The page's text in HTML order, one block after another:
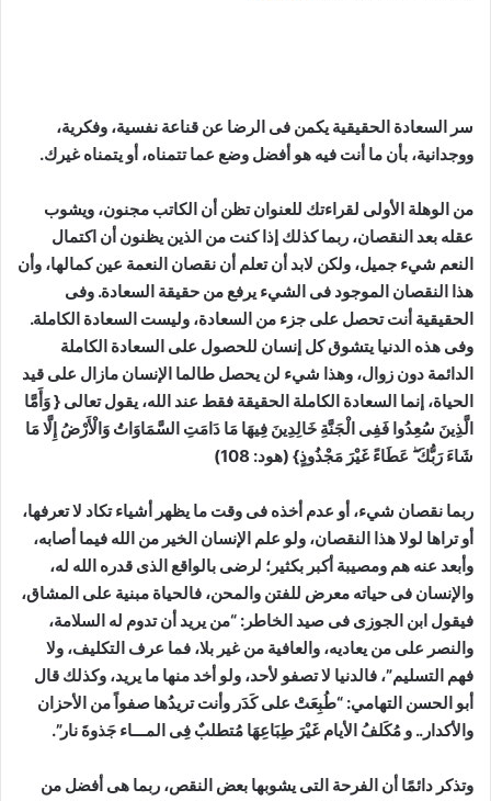
سر السعادة الحقيقية يكمن فى الرضا عن قناعة نفسية، وفكرية،
ووجدانية، بأن ما أنت فيه هو أفضل وضع عما تتمناه، أو يتمناه غيرك.
من الوهلة الأولى لقراءتك للعنوان تظن أن الكاتب مجنون، ويشوب
عقله بعد النقصان، ربما كذلك إذا كنت من الذين يظنون أن اكتمال
النعم شيء جميل، ولكن لابد أن تعلم أن نقصان النعمة عين كمالها، وأن
هذا النقصان الموجود فى الشيء يرفع من حقيقة السعادة. وفى
الحقيقية أنت تحصل على جزء من السعادة، وليست السعادة الكاملة.
وفى هذه الدنيا يتشوق كل إنسان للحصول على السعادة الكاملة
الدائمة دون زوال، وهذا شيء لن يحصل طالما الإنسان مازال على قيد
الحياة، إنما السعادة الكاملة الحقيقة فقط عند الله، يقول تعالى { وَأَمَّا
الَّذِينَ سُعِدُوا فَفِى الْجَنَّةِ خَالِدِينَ فِيهَا مَا دَامَتِ السَّمَاوَاتُ وَالْأَرْضُ إِلَّا مَا
شَاءَ رَبُّكَ ۖ عَطَاءً غَيْرَ مَجْذُوذٍ} (هود: 108)
ربما نقصان شيء، أو عدم أخذه فى وقت ما يظهر أشياء تكاد لا تعرفها،
أو تراها لولا هذا النقصان، ولو علم الإنسان الخير من الله فيما أصابه،
وأبعد عنه هم ومصيبة أكبر بكثير؛ لرضى بالواقع الذى قدره الله له،
والإنسان فى حياته معرض للفتن والمحن، فالحياة مبنية على المشاق،
فيقول ابن الجوزى فى صيد الخاطر: “من يريد أن تدوم له السلامة،
والنصر على من يعاديه، والعافية من غير بلا، فما عرف التكليف، ولا
فهم التسليم”، فالدنيا لا تصفو لأحد، ولو أخد منها ما يريد، وكذلك قال
أبو الحسن التهامي: “طُبِعَتْ على كَدَر وأنت تريدُها صفواً من الأحزان
والأكدار.. و مُكَلفُ الأيام غَيْرَ طِبَاعِهَا مُتطلبٌ فِى المـــاء جَذوةَ نار”.
وتذكر دائمًا أن الفرحة التى يشوبها بعض النقص، ربما هى أفضل من